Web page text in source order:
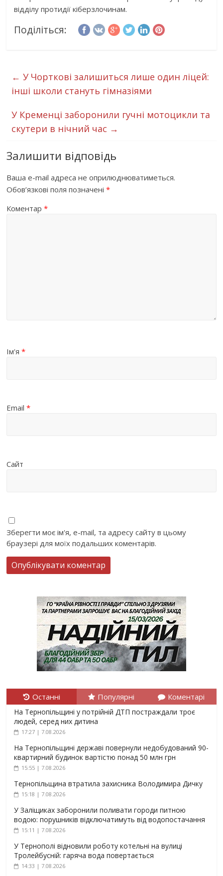
відділу протидії кіберзлочинам.
Поділіться:
← У Чорткові залишиться лише один ліцей:
інші школи стануть гімназіями
У Кременці заборонили гучні мотоцикли та
скутери в нічний час →
Залишити відповідь
Ваша e-mail адреса не оприлюднюватиметься.
Обов’язкові поля позначені*
Коментар*
Ім'я*
Email*
Сайт
Зберегти моє ім'я, e-mail, та адресу сайту в цьому
браузері для моїх подальших коментарів.
Останні Популярні Коментарі
На Тернопільщині у потрійній ДТП постраждали троє
людей, серед них дитина
17:27 | 7.08.2026
На Тернопільщині державі повернули недобудований 90-
квартирний будинок вартістю понад 50 млн грн
15:55 | 7.08.2026
Тернопільщина втратила захисника Володимира Дичку
15:18 | 7.08.2026
У Заліщиках заборонили поливати городи питною
водою: порушників відключатимуть від водопостачання
15:11 | 7.08.2026
У Тернополі відновили роботу котельні на вулиці
Тролейбусній: гаряча вода повертається
14:33 | 7.08.2026